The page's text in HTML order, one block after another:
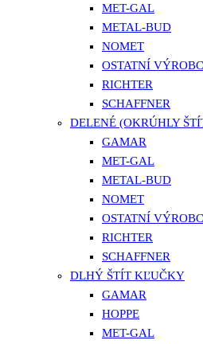
MET-GAL
METAL-BUD
NOMET
OSTATNÍ
RICHTER
SCHAFFNER
DELENÉ (OKRÚHLY
GAMAR
MET-GAL
METAL-BUD
NOMET
OSTATNÍ
RICHTER
SCHAFFNER
DLHÝ ŠTÍT KĽUČKY
GAMAR
HOPPE
MET-GAL